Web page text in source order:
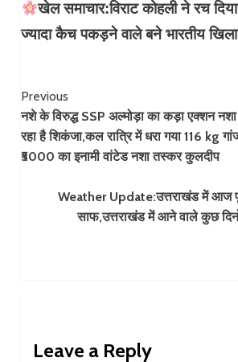
खेल समाचार:विराट कोहली ने रच
ज्यादा कैच पकड़ने वाले बने भारतीय
Continue
Reading
Previous
नशे के विरुद्ध SSP अल्मोड़ा का कड़ा एक्शन
रहा है शिकंजा,कल रात्रि में धरा गया 116 kg
₹5000 का इनामी वांटेड नशा तस्कर कुलदीप
Weather Update:उत्तराखंड में आज
साफ,उत्तराखंड में आने वाले कुछ
Leave a Reply